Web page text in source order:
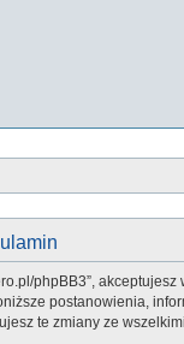
phpBB3”,
postanowienia,
te zmiany ze